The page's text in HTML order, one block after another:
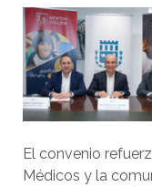
El convenio
Médicos y la